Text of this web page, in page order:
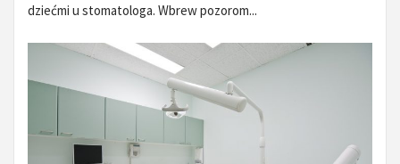
dziećmi u stomatologa. Wbrew pozorom...